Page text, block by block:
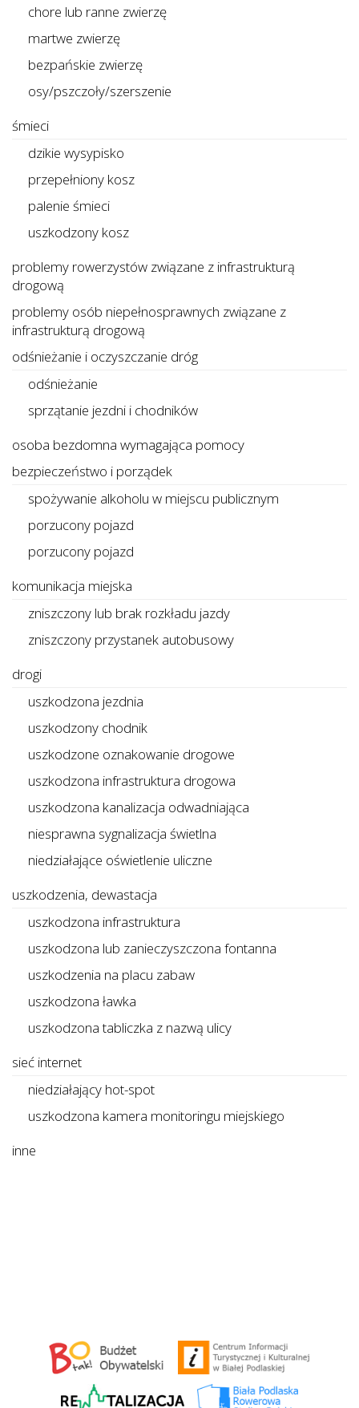
chore lub ranne zwierzę
martwe zwierzę
bezpańskie zwierzę
osy/pszczoły/szerszenie
śmieci
dzikie wysypisko
przepełniony kosz
palenie śmieci
uszkodzony kosz
problemy rowerzystów związane z infrastrukturą
drogową
problemy osób niepełnosprawnych związane z
infrastrukturą drogową
odśnieżanie i oczyszczanie dróg
odśnieżanie
sprzątanie jezdni i chodników
osoba bezdomna wymagająca pomocy
bezpieczeństwo i porządek
spożywanie alkoholu w miejscu publicznym
porzucony pojazd
porzucony pojazd
komunikacja miejska
zniszczony lub brak rozkładu jazdy
zniszczony przystanek autobusowy
drogi
uszkodzona jezdnia
uszkodzony chodnik
uszkodzone oznakowanie drogowe
uszkodzona infrastruktura drogowa
uszkodzona kanalizacja odwadniająca
niesprawna sygnalizacja świetlna
niedziałające oświetlenie uliczne
uszkodzenia, dewastacja
uszkodzona infrastruktura
uszkodzona lub zanieczyszczona fontanna
uszkodzenia na placu zabaw
uszkodzona ławka
uszkodzona tabliczka z nazwą ulicy
sieć internet
niedziałający hot-spot
uszkodzona kamera monitoringu miejskiego
inne